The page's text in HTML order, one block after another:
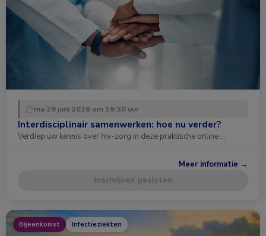
ma 29 juni 2026 om 19:30 uur
Interdisciplinair samenwerken: hoe nu verder?
Verdiep uw kennis over hiv-zorg in deze praktische online …
Meer informatie →
Inschrijven gesloten
Bijeenkomst Infectieziekten